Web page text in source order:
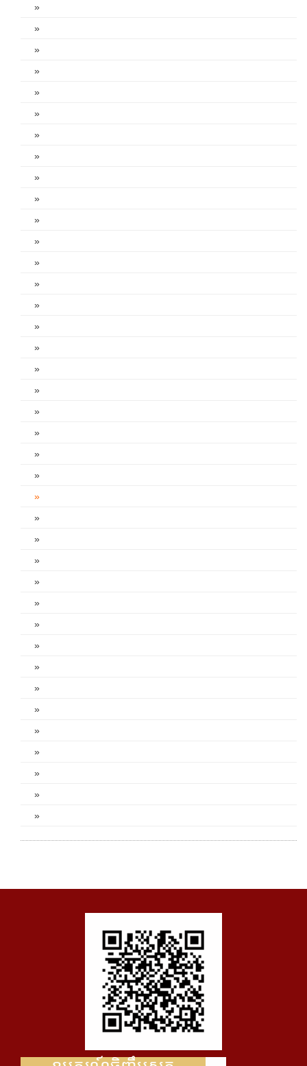
»
»
»
»
»
»
»
»
»
»
»
»
»
»
»
»
»
»
»
»
»
»
»
»
»
»
»
»
»
»
»
»
»
»
»
»
»
»
»